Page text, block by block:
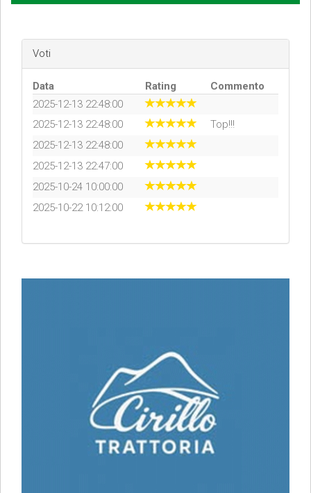
Voti
Data Rating
Commento
2025-12-13 22:48:00
2025-12-13 22:48:00
Top!!!
2025-12-13 22:48:00
2025-12-13 22:47:00
2025-10-24 10:00:00
2025-10-22 10:12:00